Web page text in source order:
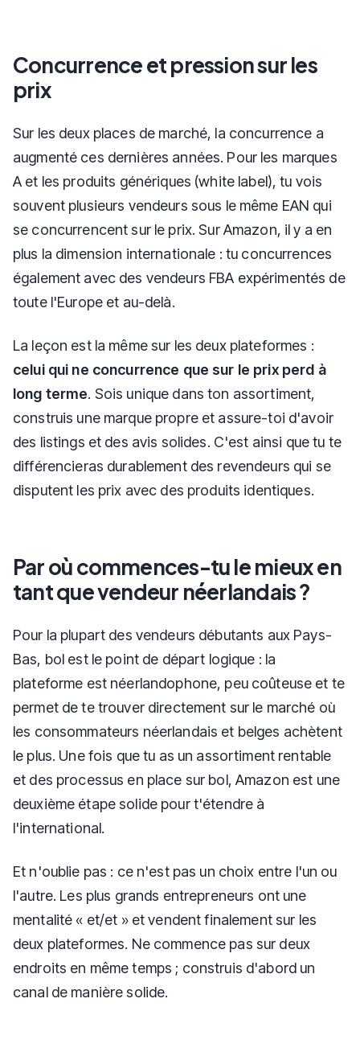
Concurrence et pression sur les
prix
Sur les deux places de marché, la concurrence a
augmenté ces dernières années. Pour les marques
A et les produits génériques (white label), tu vois
souvent plusieurs vendeurs sous le même EAN qui
se concurrencent sur le prix. Sur Amazon, il y a en
plus la dimension internationale : tu concurrences
également avec des vendeurs FBA expérimentés de
toute l'Europe et au-delà.
La leçon est la même sur les deux plateformes :
celui qui ne concurrence que sur le prix perd à
long terme. Sois unique dans ton assortiment,
construis une marque propre et assure-toi d'avoir
des listings et des avis solides. C'est ainsi que tu te
différencieras durablement des revendeurs qui se
disputent les prix avec des produits identiques.
Par où commences-tu le mieux en
tant que vendeur néerlandais ?
Pour la plupart des vendeurs débutants aux Pays-
Bas, bol est le point de départ logique : la
plateforme est néerlandophone, peu coûteuse et te
permet de te trouver directement sur le marché où
les consommateurs néerlandais et belges achètent
le plus. Une fois que tu as un assortiment rentable
et des processus en place sur bol, Amazon est une
deuxième étape solide pour t'étendre à
l'international.
Et n'oublie pas : ce n'est pas un choix entre l'un ou
l'autre. Les plus grands entrepreneurs ont une
mentalité « et/et » et vendent finalement sur les
deux plateformes. Ne commence pas sur deux
endroits en même temps ; construis d'abord un
canal de manière solide.